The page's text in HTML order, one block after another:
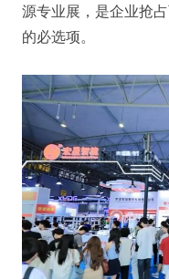
源专业展，是企业抢
的必选项。